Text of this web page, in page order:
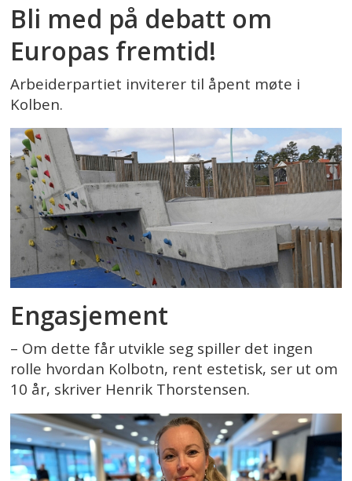
Bli med på debatt om
Europas fremtid!
Arbeiderpartiet inviterer til åpent møte i
Kolben.
Engasjement
– Om dette får utvikle seg spiller det ingen
rolle hvordan Kolbotn, rent estetisk, ser ut om
10 år, skriver Henrik Thorstensen.